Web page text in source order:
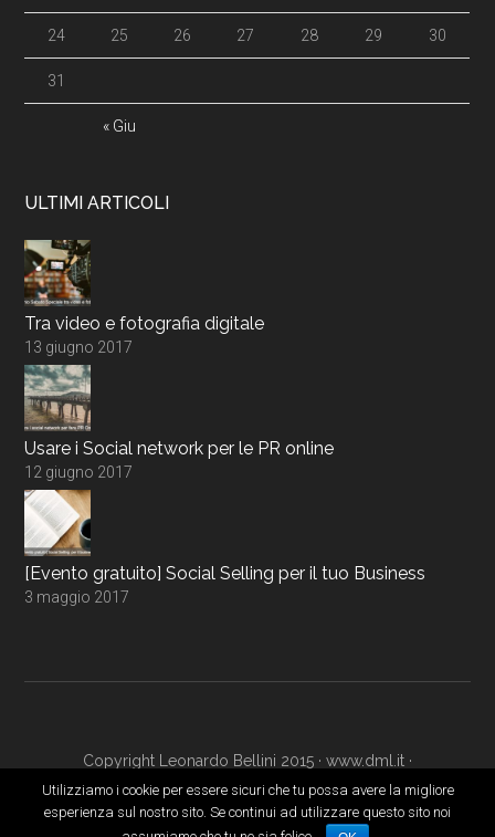
« Giu
24 25 26 27 28 29 30
31
ULTIMI ARTICOLI
Tra video e fotografia digitale
13 giugno 2017
Usare i Social network per le PR online
12 giugno 2017
[Evento gratuito] Social Selling per il tuo Business
3 maggio 2017
Copyright Leonardo Bellini 2015 · www.dml.it ·
www.digitalmarketingacademy.it· Login
Utilizziamo i cookie per essere sicuri che tu possa avere la migliore
esperienza sul nostro sito. Se continui ad utilizzare questo sito noi